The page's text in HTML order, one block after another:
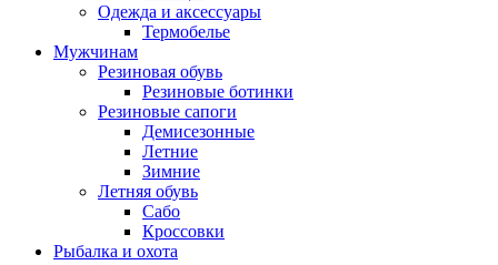
Одежда и аксессуары
Термобелье
Мужчинам
Резиновая обувь
Резиновые ботинки
Резиновые сапоги
Демисезонные
Летние
Зимние
Летняя обувь
Сабо
Кроссовки
Рыбалка и охота